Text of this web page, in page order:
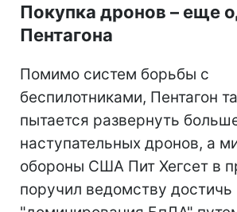
Покупка дронов – еще
Пентагона
Помимо систем борьбы с
беспилотниками, Пентагон
пытается развернуть
наступательных дронов, а
обороны США Пит Хегсет в
поручил ведомству достичь